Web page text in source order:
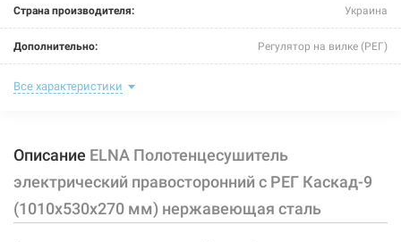
Страна производителя: Украина
Дополнительно: Регулятор на вилке (РЕГ)
Цвет:
Глубина:
Высота: 1010 мм
Мощность: 163 Вт
Все характеристики
Описание ELNA Полотенцесушитель
электрический правосторонний с РЕГ Каскад-9
(1010х530х270 мм) нержавеющая сталь